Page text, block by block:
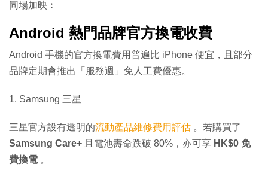
同場加映︰
Android 熱門品牌官方換電收費
Android 手機的官方換電費用普遍比 iPhone 便宜，且部分
品牌定期會推出「服務週」免人工費優惠。
1. Samsung 三星
三星官方設有透明的流動產品維修費用評估 。若購買了
Samsung Care+ 且電池壽命跌破 80%，亦可享 HK$0 免
費換電 。